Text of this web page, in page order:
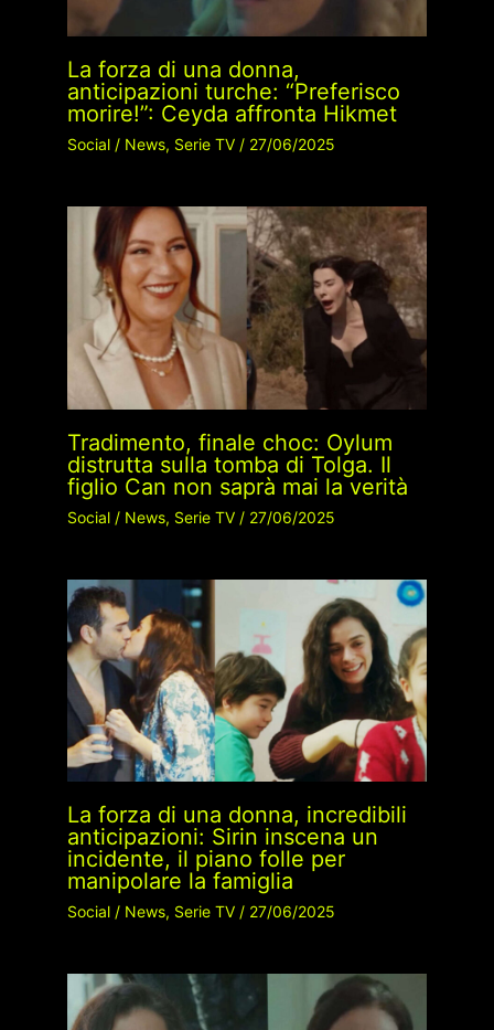
La forza di una donna,
anticipazioni turche: “Preferisco
morire!”: Ceyda affronta Hikmet
Social/ News, Serie TV/ 27/06/2025
Tradimento, finale choc: Oylum
distrutta sulla tomba di Tolga. Il
figlio Can non saprà mai la verità
Social/ News, Serie TV/ 27/06/2025
La forza di una donna, incredibili
anticipazioni: Sirin inscena un
incidente, il piano folle per
manipolare la famiglia
Social/ News, Serie TV/ 27/06/2025